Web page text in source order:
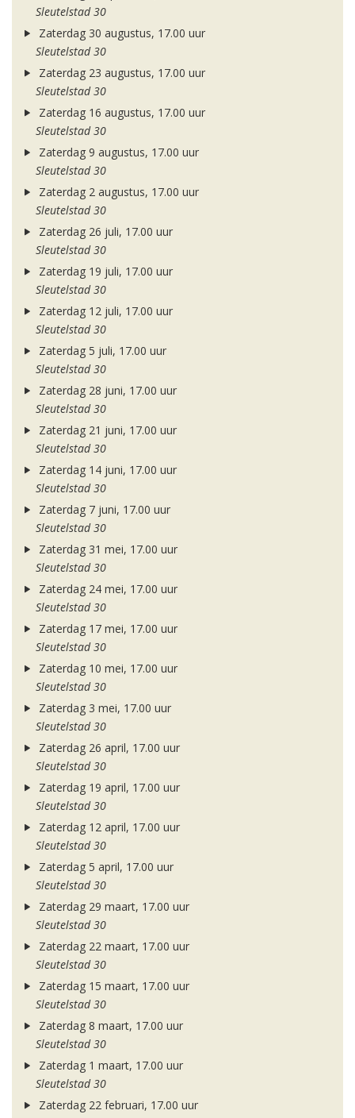
Sleutelstad 30
Zaterdag 30 augustus, 17.00 uur
Sleutelstad 30
Zaterdag 23 augustus, 17.00 uur
Sleutelstad 30
Zaterdag 16 augustus, 17.00 uur
Sleutelstad 30
Zaterdag 9 augustus, 17.00 uur
Sleutelstad 30
Zaterdag 2 augustus, 17.00 uur
Sleutelstad 30
Zaterdag 26 juli, 17.00 uur
Sleutelstad 30
Zaterdag 19 juli, 17.00 uur
Sleutelstad 30
Zaterdag 12 juli, 17.00 uur
Sleutelstad 30
Zaterdag 5 juli, 17.00 uur
Sleutelstad 30
Zaterdag 28 juni, 17.00 uur
Sleutelstad 30
Zaterdag 21 juni, 17.00 uur
Sleutelstad 30
Zaterdag 14 juni, 17.00 uur
Sleutelstad 30
Zaterdag 7 juni, 17.00 uur
Sleutelstad 30
Zaterdag 31 mei, 17.00 uur
Sleutelstad 30
Zaterdag 24 mei, 17.00 uur
Sleutelstad 30
Zaterdag 17 mei, 17.00 uur
Sleutelstad 30
Zaterdag 10 mei, 17.00 uur
Sleutelstad 30
Zaterdag 3 mei, 17.00 uur
Sleutelstad 30
Zaterdag 26 april, 17.00 uur
Sleutelstad 30
Zaterdag 19 april, 17.00 uur
Sleutelstad 30
Zaterdag 12 april, 17.00 uur
Sleutelstad 30
Zaterdag 5 april, 17.00 uur
Sleutelstad 30
Zaterdag 29 maart, 17.00 uur
Sleutelstad 30
Zaterdag 22 maart, 17.00 uur
Sleutelstad 30
Zaterdag 15 maart, 17.00 uur
Sleutelstad 30
Zaterdag 8 maart, 17.00 uur
Sleutelstad 30
Zaterdag 1 maart, 17.00 uur
Sleutelstad 30
Zaterdag 22 februari, 17.00 uur